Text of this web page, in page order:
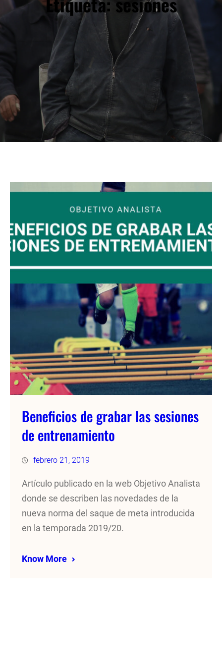
Beneficios de grabar las sesiones
de entrenamiento
febrero 21, 2019
Artículo publicado en la web Objetivo Analista
donde se describen las novedades de la
nueva norma del saque de meta introducida
en la temporada 2019/20.
Know More